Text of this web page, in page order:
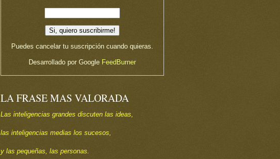
Puedes cancelar tu suscripción cuando quieras.
Desarrollado por Google FeedBurner
LA FRASE MAS VALORADA
Las inteligencias grandes discuten las ideas,
las inteligencias medias los sucesos,
y las pequeñas, las personas.